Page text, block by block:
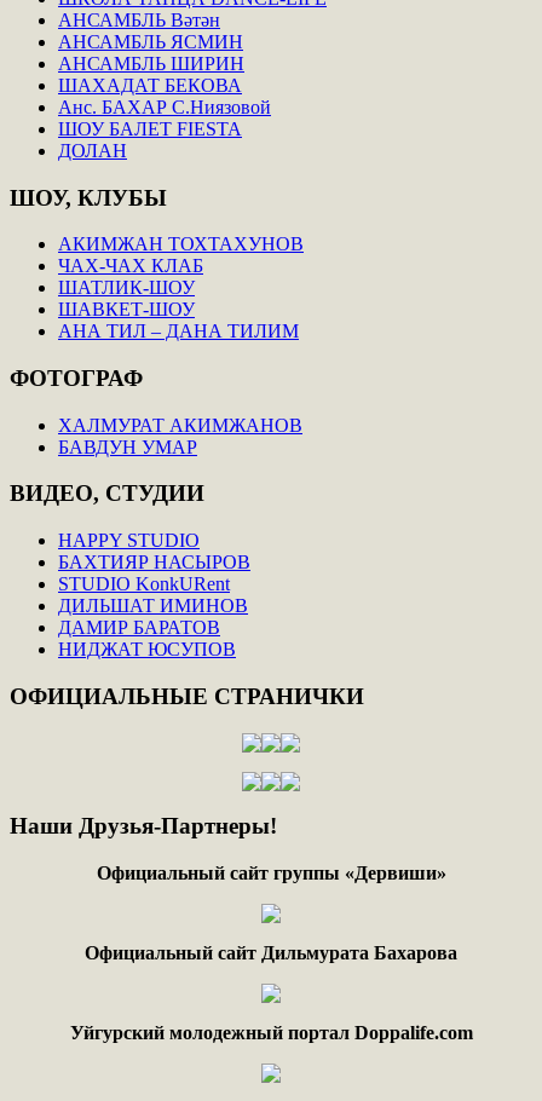
АНСАМБЛЬ Вәтән
АНСАМБЛЬ ЯСМИН
АНСАМБЛЬ ШИРИН
ШАХАДАТ БЕКОВА
Анс. БАХАР С.Ниязовой
ШОУ БАЛЕТ FIESTA
ДОЛАН
ШОУ, КЛУБЫ
АКИМЖАН ТОХТАХУНОВ
ЧАХ-ЧАХ КЛАБ
ШАТЛИК-ШОУ
ШАВКЕТ-ШОУ
АНА ТИЛ – ДАНА ТИЛИМ
ФОТОГРАФ
ХАЛМУРАТ АКИМЖАНОВ
БАВДУН УМАР
ВИДЕО, СТУДИИ
HAPPY STUDIO
БАХТИЯР НАСЫРОВ
STUDIO KonkURent
ДИЛЬШАТ ИМИНОВ
ДАМИР БАРАТОВ
НИДЖАТ ЮСУПОВ
ОФИЦИАЛЬНЫЕ СТРАНИЧКИ
Наши Друзья-Партнеры!
Официальный сайт группы «Дервиши»
Официальный сайт Дильмурата Бахарова
Уйгурский молодежный портал Doppalife.com